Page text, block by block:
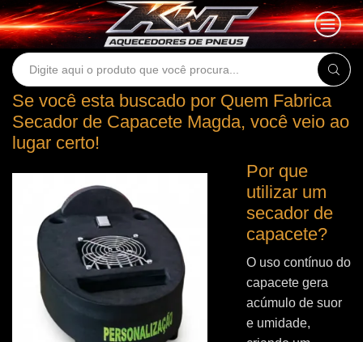
Search
Se você esta buscado por Quem Fabrica
Secador de Capacete Magda, você veio ao
lugar certo!
Por que
utilizar um
secador de
capacete?
O uso contínuo do
capacete gera
acúmulo de suor
e umidade,